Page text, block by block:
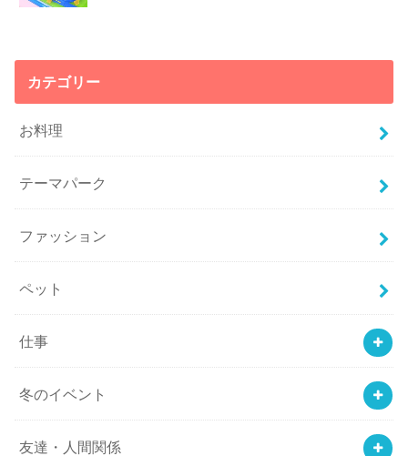
カテゴリー
お料理
テーマパーク
ファッション
ペット
仕事
冬のイベント
友達・人間関係